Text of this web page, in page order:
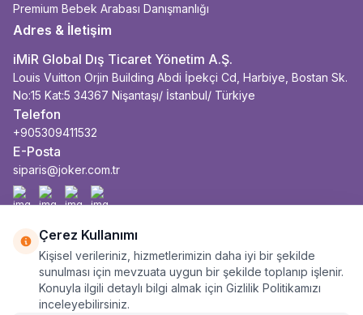
Premium Bebek Arabası Danışmanlığı
Adres & İletişim
iMiR Global Dış Ticaret Yönetim A.Ş.
Louis Vuitton Orjin Building Abdi İpekçi Cd, Harbiye, Bostan Sk.
No:15 Kat:5 34367 Nişantaşı/ İstanbul/ Türkiye
Telefon
+905309411532
E-Posta
siparis@joker.com.tr
Facebook
İnstagram
YoutubeLinkedin
Çerez Kullanımı
Kişisel verileriniz, hizmetlerimizin daha iyi bir şekilde
sunulması için mevzuata uygun bir şekilde toplanıp işlenir.
Konuyla ilgili detaylı bilgi almak için Gizlilik Politikamızı
inceleyebilirsiniz.